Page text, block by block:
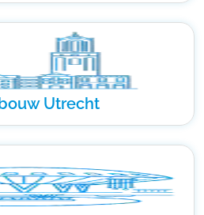
Utrecht